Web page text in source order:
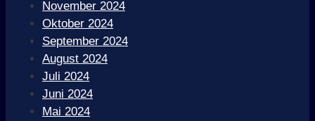
November 2024
Oktober 2024
September 2024
August 2024
Juli 2024
Juni 2024
Mai 2024